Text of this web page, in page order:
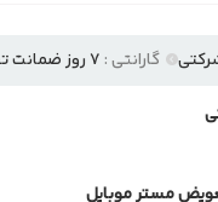
گارانتی : ۷ روز ضمانت تعویض مستر موبایل